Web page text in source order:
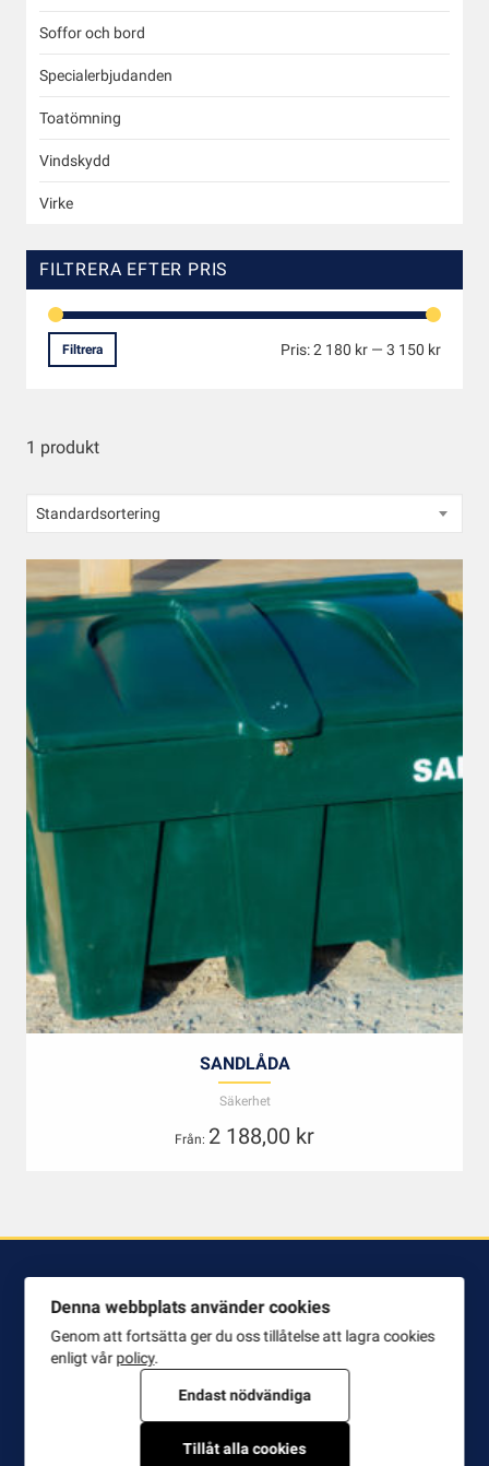
Soffor och bord
Specialerbjudanden
Toatömning
Vindskydd
Virke
FILTRERA EFTER PRIS
Filtrera Pris:2 180 kr — 3 150 kr
1 produkt
Standardsortering
SANDLÅDA
Säkerhet
Från: 2 188,00 kr
Hamnab Sjöentreprenader AB
Besöksadress: Skyttevägen 13 C
Denna webbplats använder cookies
Genom att fortsätta ger du oss tillåtelse att lagra cookies
enligt vårpolicy.
Endast nödvändiga
Tillåt alla cookies